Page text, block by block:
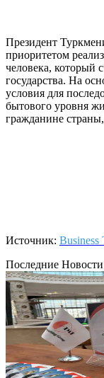
Президент
приоритетом
человека, который
государства. На
условия для
бытового уровня
гражданине
Источник: Business
Последние Новости